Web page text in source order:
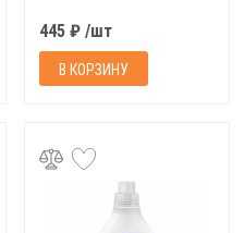
445 ₽ /шт
В КОРЗИНУ